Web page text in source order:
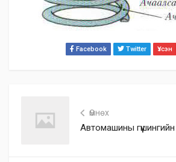
Facebook Twitter Үзсэн
Өмнөх
Автомашины